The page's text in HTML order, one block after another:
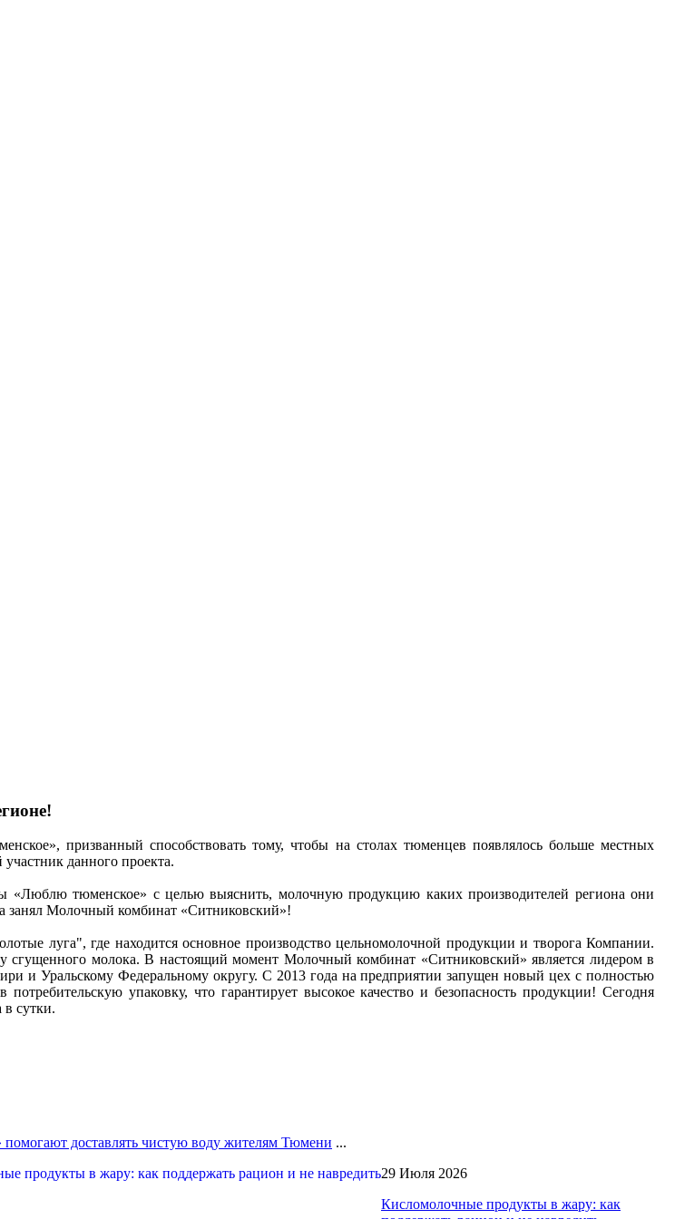
призванный способствовать тому, чтобы на столах тюменцев появлялось больше местных
данного проекта.
«Люблю тюменское» с целью выяснить, молочную продукцию каких производителей региона они
занял Молочный комбинат «Ситниковский»!
луга", где находится основное производство цельномолочной продукции и творога Компании.
молока. В настоящий момент Молочный комбинат «Ситниковский» является лидером в
и Уральскому Федеральному округу. С 2013 года на предприятии запущен новый цех с полностью
упаковку, что гарантирует высокое качество и безопасность продукции! Сегодня
сутки.
помогают доставлять чистую воду жителям Тюмени ...
29 Июля 2026
Кисломолочные продукты в жару: как